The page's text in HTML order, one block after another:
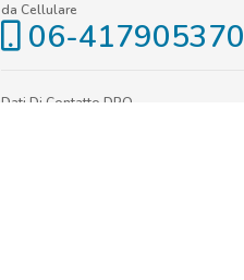
da Cellulare
06-417905370
Dati Di Contatto DPO